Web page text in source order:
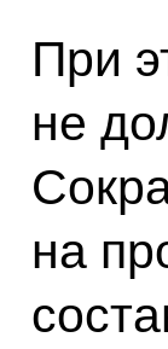
При
не
на